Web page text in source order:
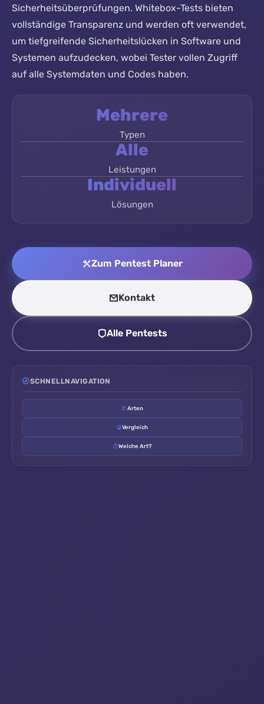
Sicherheitsüberprüfungen. Whitebox-Tests bieten
vollständige Transparenz und werden oft verwendet,
um tiefgreifende Sicherheitslücken in Software und
Systemen aufzudecken, wobei Tester vollen Zugriff
auf alle Systemdaten und Codes haben.
Mehrere
Typen
Alle
Leistungen
Individuell
Lösungen
Zum Pentest Planer
Kontakt
Alle Pentests
SCHNELLNAVIGATION
Arten
Vergleich
Welche Art?